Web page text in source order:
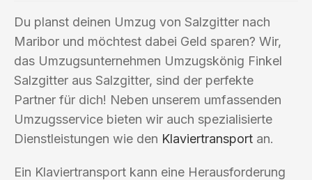
Du planst deinen Umzug von Salzgitter nach
Maribor und möchtest dabei Geld sparen? Wir,
das Umzugsunternehmen Umzugskönig Finkel
Salzgitter aus Salzgitter, sind der perfekte
Partner für dich! Neben unserem umfassenden
Umzugsservice bieten wir auch spezialisierte
Dienstleistungen wie den Klaviertransport an.
Ein Klaviertransport kann eine Herausforderung